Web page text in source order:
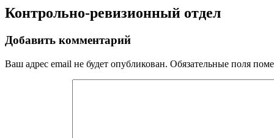
Контрольно-ревизионный отдел
Добавить комментарий
Ваш адрес email не будет опубликован. Обязательные поля